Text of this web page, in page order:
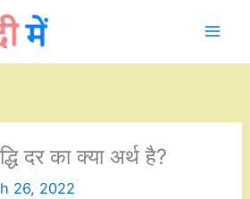
दर का क्या अर्थ है?
26, 2022